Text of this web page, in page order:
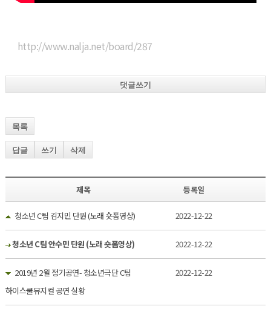
http://www.nalja.net/board/287
댓글쓰기
목록
답글 쓰기 삭제
제목 등록일
청소년 C팀 김지민 단원 (노래 숏폼영상) 2022-12-22
청소년 C팀 안수민 단원 (노래 숏폼영상) 2022-12-22
2019년 2월 정기공연- 청소년극단 C팀
하이스쿨뮤지컬 공연 실황
2022-12-22